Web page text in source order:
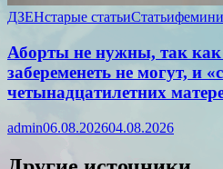
ДЗЕНстарые статьиСтатьи
Аборты не нужны, так
забеременеть не могут, и
четынадцатилетних
admin06.08.202604.08.2026